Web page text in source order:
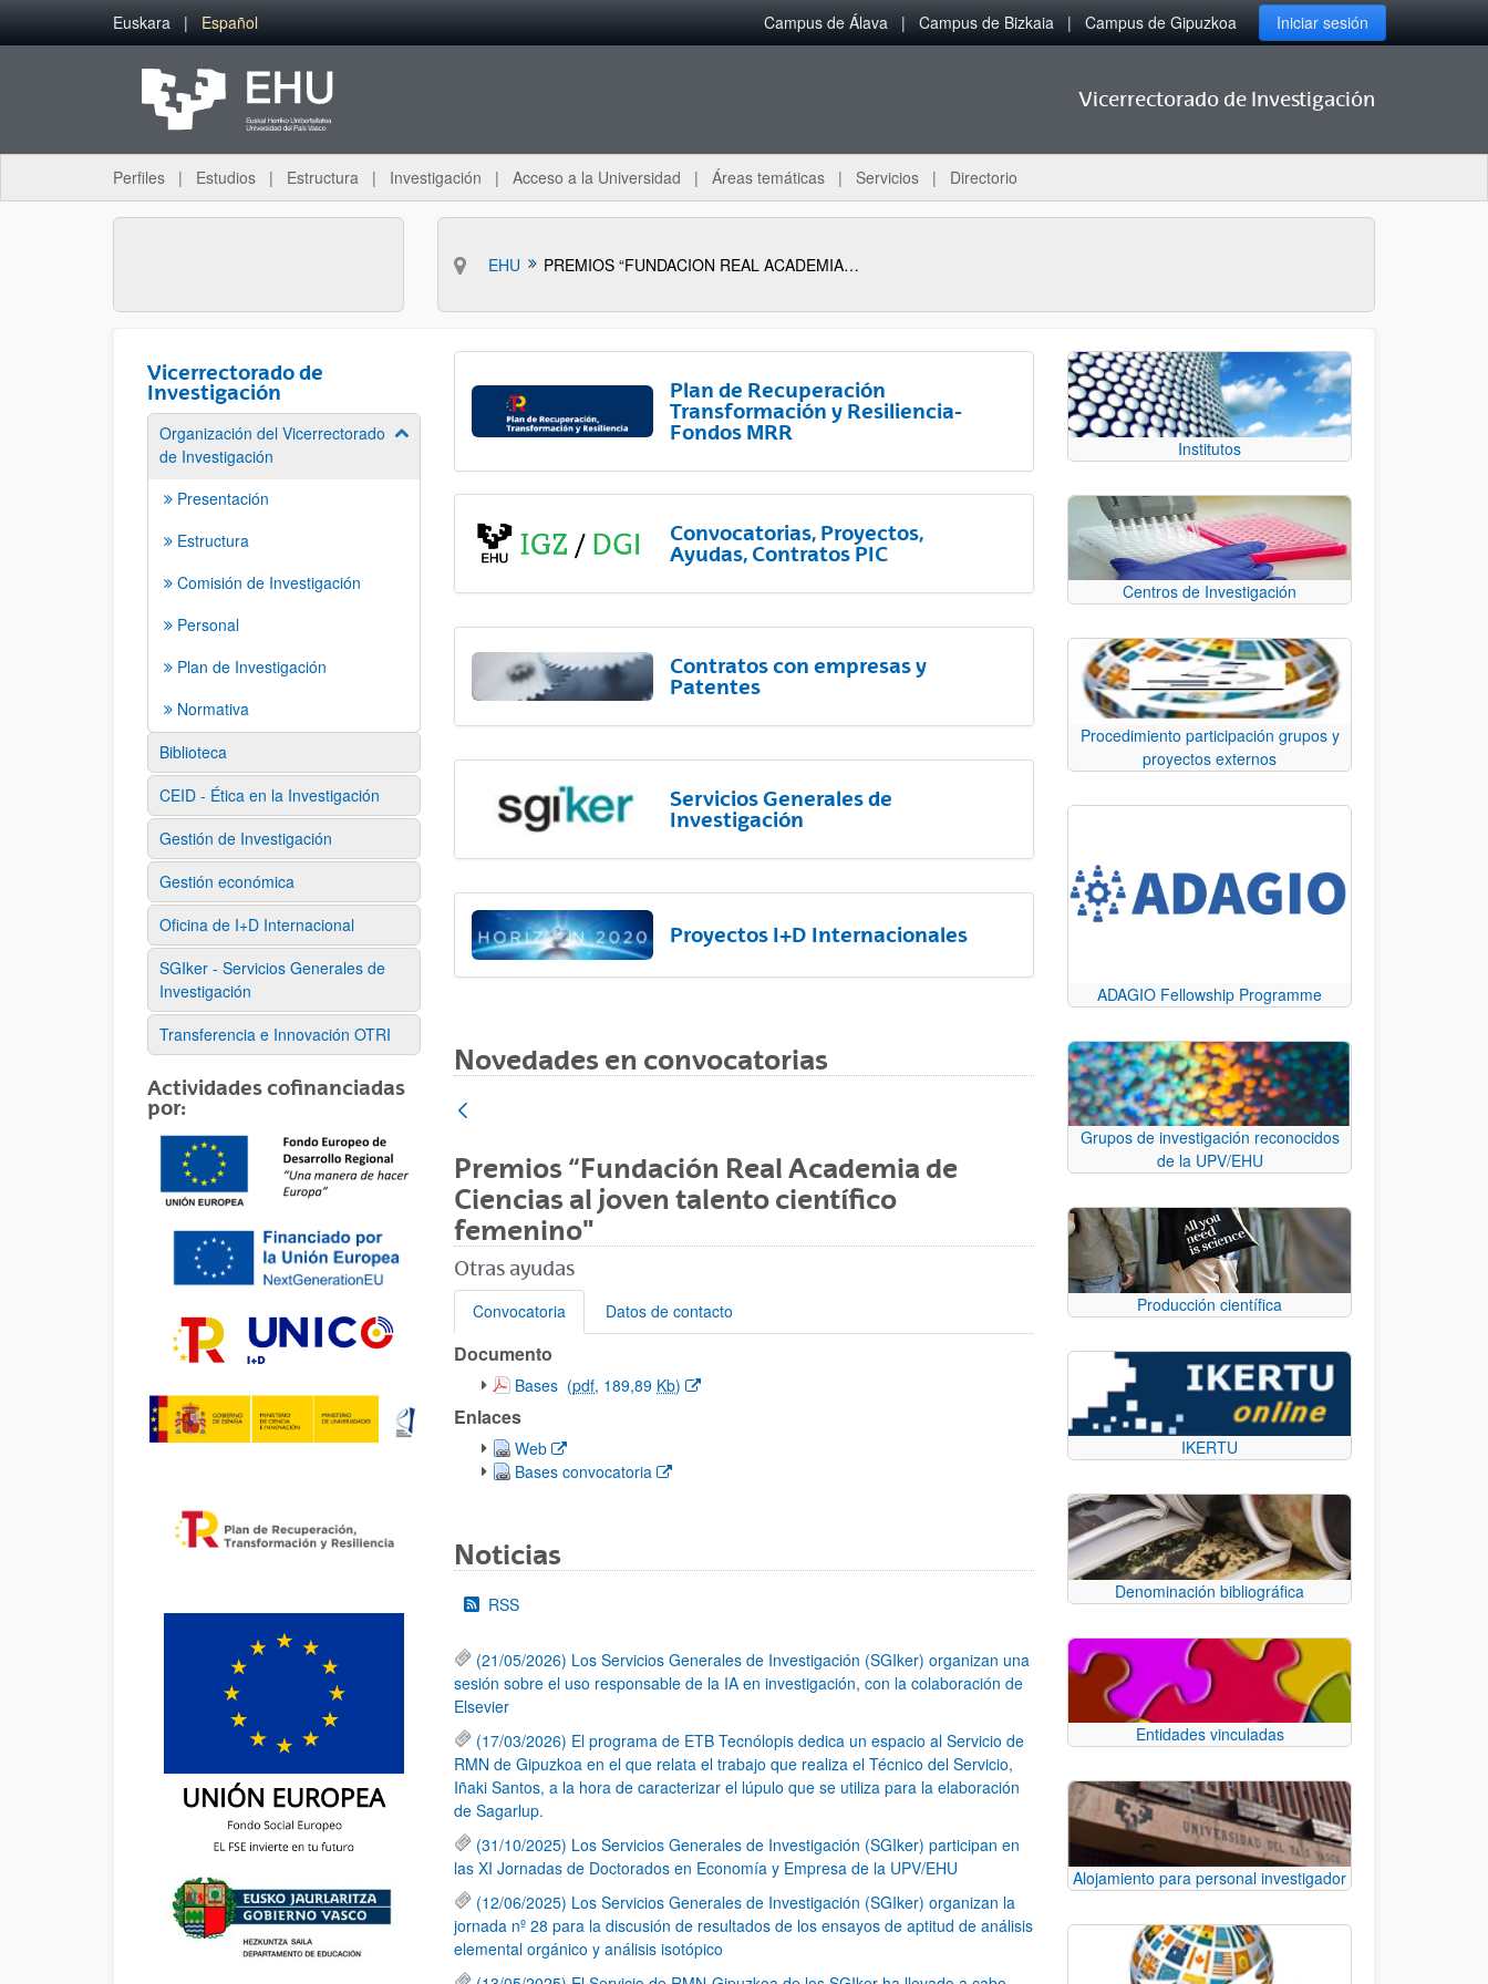
Saltar al contenido principal
Euskara Español Campus de Álava Campus de Bizkaia Campus de Gipuzkoa Iniciar sesión
Vicerrectorado de Investigación
Perfiles Estudios Estructura Investigación Acceso a la Universidad Áreas temáticas Servicios Directorio
EHU PREMIOS “FUNDACION REAL ACADEMIA DE CIENCIAS AL JOVEN TALENTO CIENTÍFICO FEMENINO" 2022
Vicerrectorado de
Investigación
Organización del Vicerrectorado
de Investigación
Mostrar/ocultar subpáginas
Presentación
Estructura
Comisión de Investigación
Personal
Plan de Investigación
Normativa
Biblioteca
CEID - Ética en la Investigación
Gestión de Investigación
Gestión económica
Oficina de I+D Internacional
SGIker - Servicios Generales de
Investigación
Transferencia e Innovación OTRI
Actividades cofinanciadas
por:
Plan de Recuperación
Transformación y Resiliencia-
Fondos MRR
Convocatorias, Proyectos,
Ayudas, Contratos PIC
Contratos con empresas y
Patentes
Servicios Generales de
Investigación
Proyectos I+D Internacionales
Novedades en convocatorias
Premios “Fundación Real Academia de
Ciencias al joven talento científico
femenino"
Otras ayudas
Convocatoria Datos de contacto
Convocatoria
Documento
(Abre una nueva ventana)
Bases (pdf, 189,89 Kb)
Enlaces
(Abre una nueva ventana)
Web
(Abre una nueva ventana)
Bases convocatoria
Noticias
RSS
(21/05/2026) Los Servicios Generales de Investigación (SGIker) organizan una
sesión sobre el uso responsable de la IA en investigación, con la colaboración de
Elsevier
(17/03/2026) El programa de ETB Tecnólopis dedica un espacio al Servicio de
RMN de Gipuzkoa en el que relata el trabajo que realiza el Técnico del Servicio,
Iñaki Santos, a la hora de caracterizar el lúpulo que se utiliza para la elaboración
de Sagarlup.
(31/10/2025) Los Servicios Generales de Investigación (SGIker) participan en
las XI Jornadas de Doctorados en Economía y Empresa de la UPV/EHU
(12/06/2025) Los Servicios Generales de Investigación (SGIker) organizan la
jornada nº 28 para la discusión de resultados de los ensayos de aptitud de análisis
elemental orgánico y análisis isotópico
Institutos
Centros de Investigación
Procedimiento participación grupos y
proyectos externos
ADAGIO Fellowship Programme
Grupos de investigación reconocidos
de la UPV/EHU
Producción científica
IKERTU
Denominación bibliográfica
Entidades vinculadas
Alojamiento para personal investigador